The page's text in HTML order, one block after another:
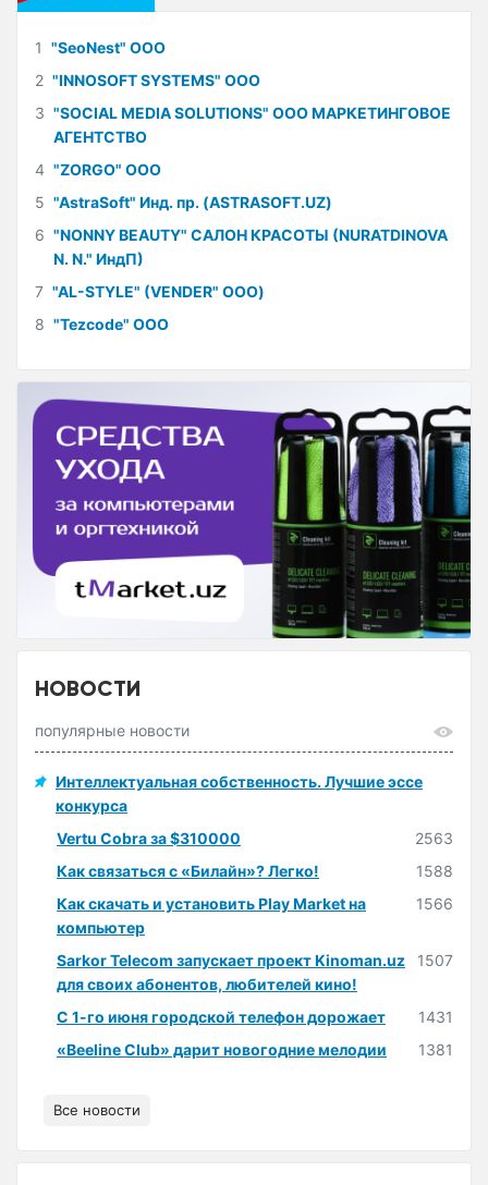
1 "SeoNest" ООО
2 "INNOSOFT SYSTEMS" ООО
3 "SOCIAL MEDIA SOLUTIONS" ООО МАРКЕТИНГОВОЕ
АГЕНТСТВО
4 "ZORGO" ООО
5 "AstraSoft" Инд. пр. (ASTRASOFT.UZ)
6 "NONNY BEAUTY" САЛОН КРАСОТЫ (NURATDINOVA
N. N." ИндП)
7 "AL-STYLE" (VENDER" ООО)
8 "Tezcode" ООО
НОВОСТИ
популярные новости
Интеллектуальная собственность. Лучшие эссе
конкурса
Vertu Cobra за $310000
2563
Как связаться с «Билайн»? Легко!
1588
Как скачать и установить Play Market на
компьютер
1566
Sarkor Telecom запускает проект Kinoman.uz
для своих абонентов, любителей кино!
1507
С 1-го июня городской телефон дорожает
1431
«Beeline Club» дарит новогодние мелодии
1381
Все новости